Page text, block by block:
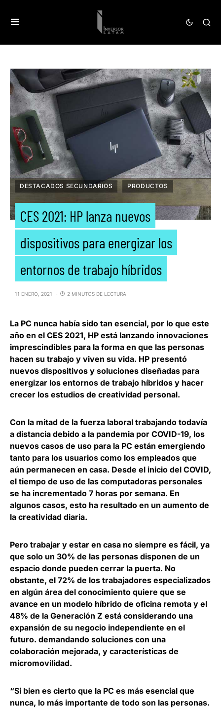
DESTACADOS SECUNDARIOS PRODUCTOS
CES 2021: HP lanza nuevos
dispositivos para energizar los
entornos de trabajo híbridos
11 ENERO, 2021 2 MINUTOS DE LECTURA
La PC nunca había sido tan esencial, por lo que este
año en el CES 2021, HP está lanzando innovaciones
imprescindibles para la forma en que las personas
hacen su trabajo y viven su vida. HP presentó
nuevos dispositivos y soluciones diseñadas para
energizar los entornos de trabajo híbridos y hacer
crecer los estudios de creatividad personal.
Con la mitad de la fuerza laboral trabajando todavía
a distancia debido a la pandemia por COVID-19, los
nuevos casos de uso para la PC están emergiendo
tanto para los usuarios como los empleados que
aún permanecen en casa. Desde el inicio del COVID,
el tiempo de uso de las computadoras personales
se ha incrementado 7 horas por semana. En
algunos casos, esto ha resultado en un aumento de
la creatividad diaria.
Pero trabajar y estar en casa no siempre es fácil, ya
que solo un 30% de las personas disponen de un
espacio donde pueden cerrar la puerta. No
obstante, el 72% de los trabajadores especializados
en algún área del conocimiento quiere que se
avance en un modelo híbrido de oficina remota y el
48% de la Generación Z está considerando una
expansión de su negocio independiente en el
futuro. demandando soluciones con una
colaboración mejorada, y características de
micromovilidad.
“Si bien es cierto que la PC es más esencial que
nunca, lo más importante de todo son las personas.